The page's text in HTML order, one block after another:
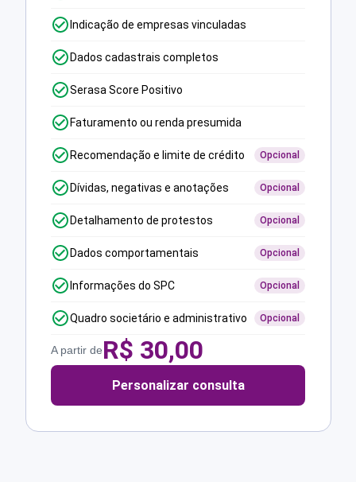
Indicação de empresas vinculadas
Dados cadastrais completos
Serasa Score Positivo
Faturamento ou renda presumida
Recomendação e limite de crédito Opcional
Dívidas, negativas e anotações Opcional
Detalhamento de protestos Opcional
Dados comportamentais Opcional
Informações do SPC Opcional
Quadro societário e administrativo Opcional
A partir deR$ 30,00
Personalizar consulta